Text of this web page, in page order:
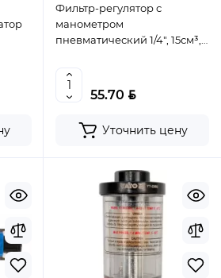
Фильтр-регулятор с
манометром
пневматический 1/4″, 15см³,
55.70 BYN
Уточнить цену